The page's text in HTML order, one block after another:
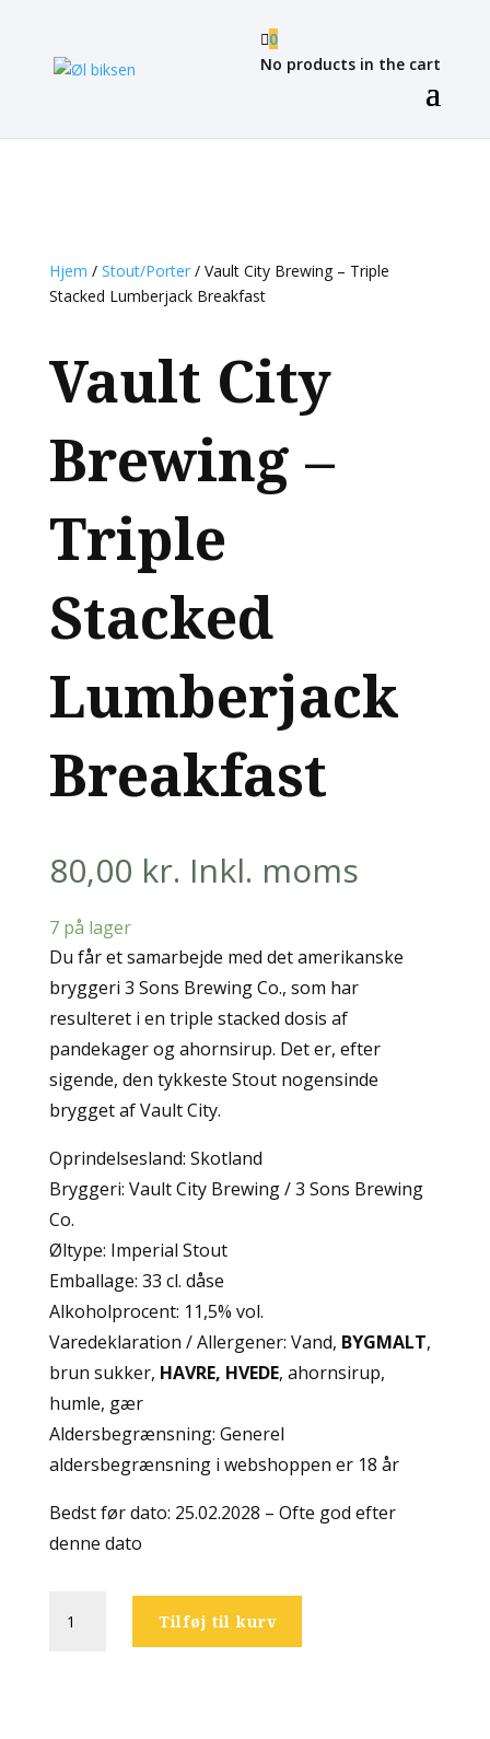
0
No products in the cart
Hjem / Stout/Porter/ Vault City Brewing – Triple
Stacked Lumberjack Breakfast
Vault City
Brewing –
Triple
Stacked
Lumberjack
Breakfast
80,00 kr. Inkl. moms
7 på lager
Du får et samarbejde med det amerikanske
bryggeri 3 Sons Brewing Co., som har
resulteret i en triple stacked dosis af
pandekager og ahornsirup. Det er, efter
sigende, den tykkeste Stout nogensinde
brygget af Vault City.
Oprindelsesland: Skotland
Bryggeri: Vault City Brewing / 3 Sons Brewing
Co.
Øltype: Imperial Stout
Emballage: 33 cl. dåse
Alkoholprocent: 11,5% vol.
Varedeklaration / Allergener: Vand, BYGMALT,
brun sukker, HAVRE, HVEDE, ahornsirup,
humle, gær
Aldersbegrænsning: Generel
aldersbegrænsning i webshoppen er 18 år
Bedst før dato: 25.02.2028 – Ofte god efter
denne dato
City
Tilføj til kurv